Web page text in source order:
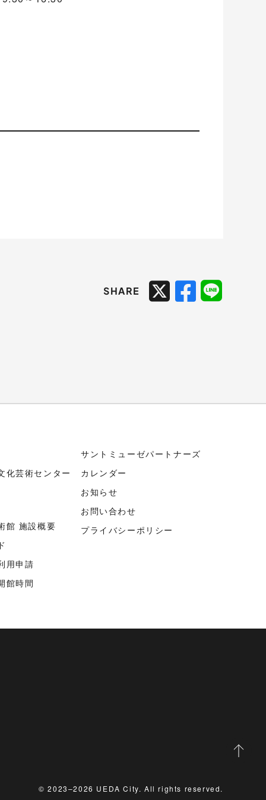
SHARE
化芸術センター
館 施設概要
用申請
館時間
サントミューゼパートナーズ
カレンダー
お知らせ
お問い合わせ
プライバシーポリシー
© 2023–2026 UEDA City. All rights reserved.